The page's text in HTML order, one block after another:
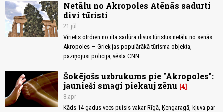
Netālu no Akropoles Atēnās sadurti
divi tūristi
21.jūl
Vīrietis otrdien no rīta sadūra divus tūristus netālu no senās
Akropoles — Grieķijas populārākā tūrisma objekta,
paziņojusi policija, vēsta CNN.
Šokējošs uzbrukums pie "Akropoles":
jaunieši smagi piekauj zēnu 4
8.apr
Kāds 14 gadus vecs puisis vakar Rīgā, Ķengaragā, kļuva par